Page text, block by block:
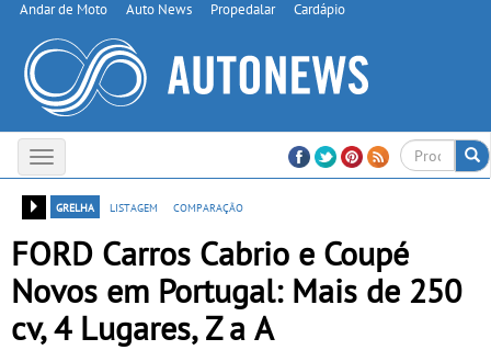
Andar de Moto Auto News Propedalar Cardápio
Toggle
navigation
grelha
listagem comparação
FORD Carros Cabrio e Coupé
Novos em Portugal: Mais de 250
cv, 4 Lugares, Z a A